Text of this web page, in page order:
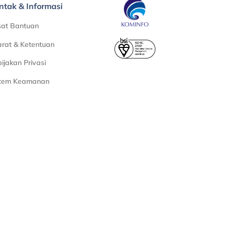
& Informasi
Bantuan
& Ketentuan
Privasi
Keamanan